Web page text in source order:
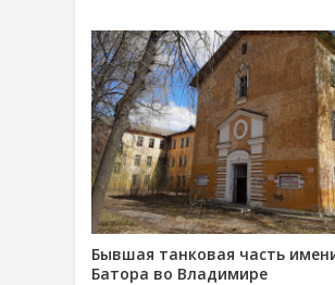
Бывшая танковая часть
Батора во Владимире